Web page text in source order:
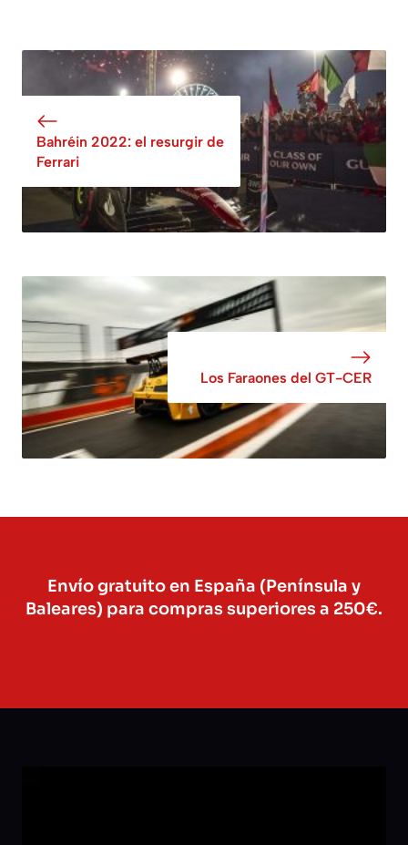
Bahréin 2022: el resurgir de
Ferrari
Los Faraones del GT-CER
Envío gratuito en España (Península y
Baleares) para compras superiores a 250€.